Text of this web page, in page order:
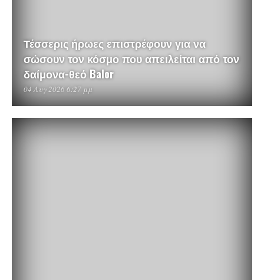
Τέσσερις ήρωες επιστρέφουν για να
σώσουν τον κόσμο που απειλείται από τον
δαίμονα-θεό Balor
04 Αυγ 2026 6:27 μμ